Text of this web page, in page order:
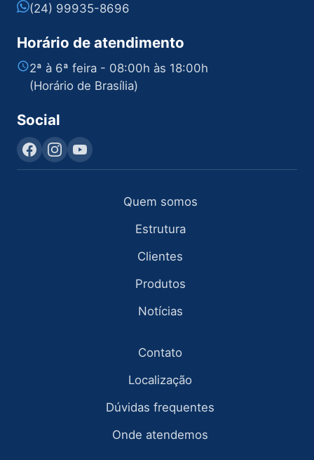
(24) 99935-8696
Horário de atendimento
2ª à 6ª feira - 08:00h às 18:00h
(Horário de Brasília)
Social
Quem somos
Estrutura
Clientes
Produtos
Notícias
Contato
Localização
Dúvidas frequentes
Onde atendemos